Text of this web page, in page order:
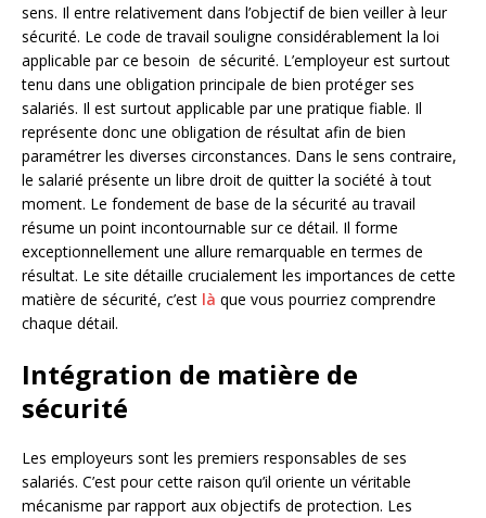
sens. Il entre relativement dans l’objectif de bien veiller à leur
sécurité. Le code de travail souligne considérablement la loi
applicable par ce besoin de sécurité. L’employeur est surtout
tenu dans une obligation principale de bien protéger ses
salariés. Il est surtout applicable par une pratique fiable. Il
représente donc une obligation de résultat afin de bien
paramétrer les diverses circonstances. Dans le sens contraire,
le salarié présente un libre droit de quitter la société à tout
moment. Le fondement de base de la sécurité au travail
résume un point incontournable sur ce détail. Il forme
exceptionnellement une allure remarquable en termes de
résultat. Le site détaille crucialement les importances de cette
matière de sécurité, c’est là que vous pourriez comprendre
chaque détail.
Intégration de matière de
sécurité
Les employeurs sont les premiers responsables de ses
salariés. C’est pour cette raison qu’il oriente un véritable
mécanisme par rapport aux objectifs de protection. Les